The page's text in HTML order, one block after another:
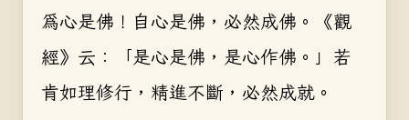
為心是佛！自心是佛，必然成佛。《觀
經》云：「是心是佛，是心作佛。」若
肯如理修行，精進不斷，必然成就。